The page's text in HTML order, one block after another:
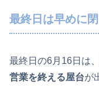
最終日は早めに
最終日の6月16日は、
営業を終える屋台が